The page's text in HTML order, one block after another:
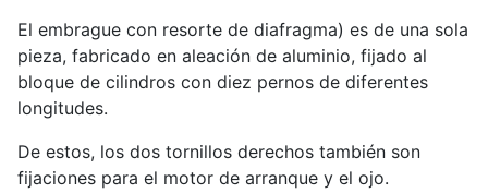
El embrague con resorte de diafragma) es de una sola
pieza, fabricado en aleación de aluminio, fijado al
bloque de cilindros con diez pernos de diferentes
longitudes.
De estos, los dos tornillos derechos también son
fijaciones para el motor de arranque y el ojo.